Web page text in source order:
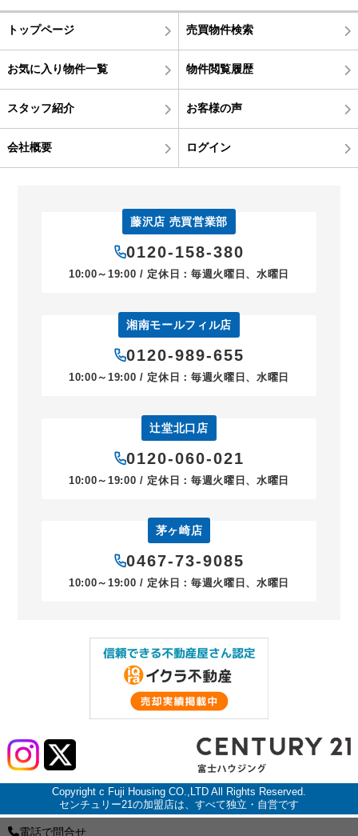
トップページ 売買物件検索
お気に入り物件一覧 物件閲覧履歴
スタッフ紹介 お客様の声
会社概要 ログイン
藤沢店 売買営業部
0120-158-380
10:00～19:00 / 定休日：毎週火曜日、水曜日
湘南モールフィル店
0120-989-655
10:00～19:00 / 定休日：毎週火曜日、水曜日
辻堂北口店
0120-060-021
10:00～19:00 / 定休日：毎週火曜日、水曜日
茅ヶ崎店
0467-73-9085
10:00～19:00 / 定休日：毎週火曜日、水曜日
Copyright c Fuji Housing CO.,LTD All Rights Reserved.
センチュリー21の加盟店は、すべて独立・自営です
電話で問合せ